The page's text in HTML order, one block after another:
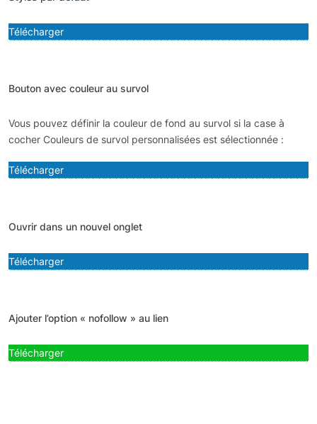
Télécharger
Bouton avec couleur au survol
Vous pouvez définir la couleur de fond au survol si la case à
cocher Couleurs de survol personnalisées est sélectionnée :
Télécharger
Ouvrir dans un nouvel onglet
Télécharger
Ajouter l’option « nofollow » au lien
Télécharger